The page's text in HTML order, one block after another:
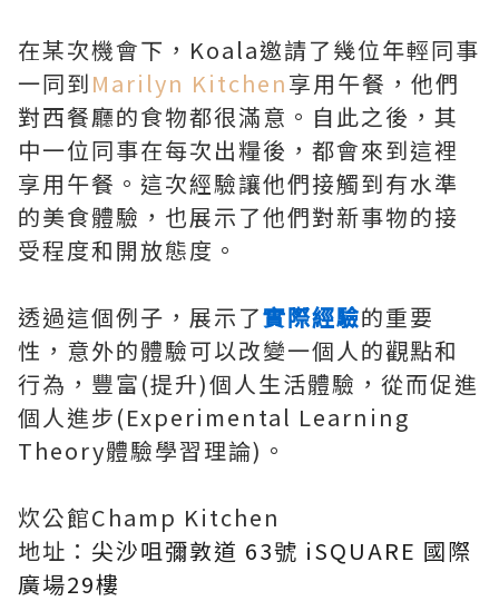
在某次機會下，Koala邀請了幾位年輕同事
一同到Marilyn Kitchen享用午餐，他們
對西餐廳的食物都很滿意。自此之後，其
中一位同事在每次出糧後，都會來到這裡
享用午餐。這次經驗讓他們接觸到有水準
的美食體驗，也展示了他們對新事物的接
受程度和開放態度。
透過這個例子，展示了實際經驗的重要
性，意外的體驗可以改變一個人的觀點和
行為，豐富(提升)個人生活體驗，從而促進
個人進步(Experimental Learning
Theory體驗學習理論)。
炊公館Champ Kitchen
地址： 尖沙咀彌敦道 63號 iSQUARE 國際
廣場29樓